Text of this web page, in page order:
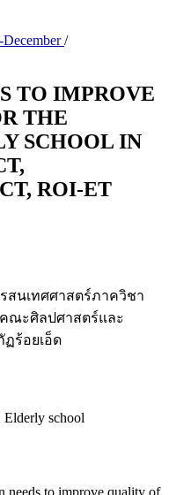
/
TO IMPROVE
THE
SCHOOL IN
ROI-ET
สนเทศศาสตร์ภาควิชา
ณะศิลปศาสตร์และ
ร้อยเอ็ด
school